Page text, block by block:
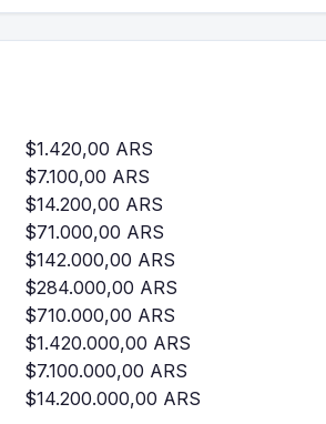
$1.420,00 ARS
$7.100,00 ARS
$14.200,00 ARS
$71.000,00 ARS
$142.000,00 ARS
$284.000,00 ARS
$710.000,00 ARS
$1.420.000,00 ARS
$7.100.000,00 ARS
$14.200.000,00 ARS